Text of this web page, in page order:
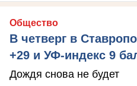
Общество
В четверг в
+29 и УФ-индекс 9
Дождя снова не будет